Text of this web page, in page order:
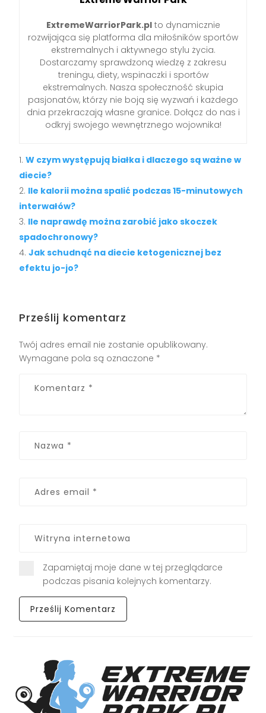
ExtremeWarriorPark.plto dynamicznie
rozwijająca się platforma dla miłośników sportów
ekstremalnych i aktywnego stylu życia.
Dostarczamy sprawdzoną wiedzę z zakresu
treningu, diety, wspinaczki i sportów
ekstremalnych. Nasza społeczność skupia
pasjonatów, którzy nie boją się wyzwań i każdego
dnia przekraczają własne granice. Dołącz do nas i
odkryj swojego wewnętrznego wojownika!
W czym występują białka i dlaczego są ważne w
diecie?
Ile kalorii można spalić podczas 15-minutowych
interwałów?
Ile naprawdę można zarobić jako skoczek
spadochronowy?
Jak schudnąć na diecie ketogenicznej bez
efektu jo-jo?
Prześlij komentarz
Twój adres email nie zostanie opublikowany.
Wymagane pola są oznaczone *
Zapamiętaj moje dane w tej przeglądarce
podczas pisania kolejnych komentarzy.